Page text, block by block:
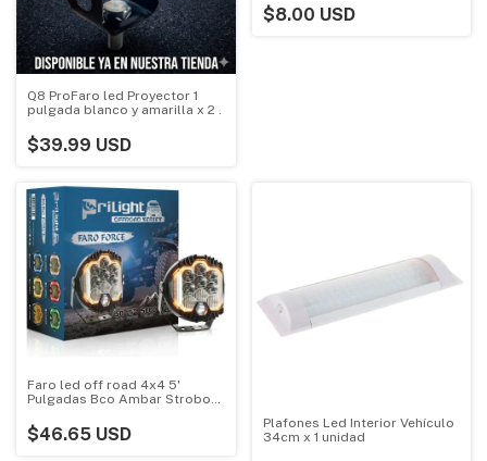
Q8 ProFaro led Proyector 1
pulgada blanco y amarilla x 2 .
$39.99 USD
$8.00 USD
Faro led off road 4x4 5'
Pulgadas Bco Ambar Strobo
$46.65 USD
Plafones Led Interior Vehículo
34cm x 1 unidad